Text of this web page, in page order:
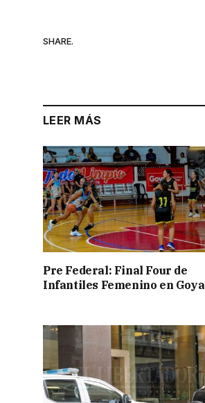
SHARE.
LEER MÁS
Pre Federal: Final Four de
Infantiles Femenino en Goya